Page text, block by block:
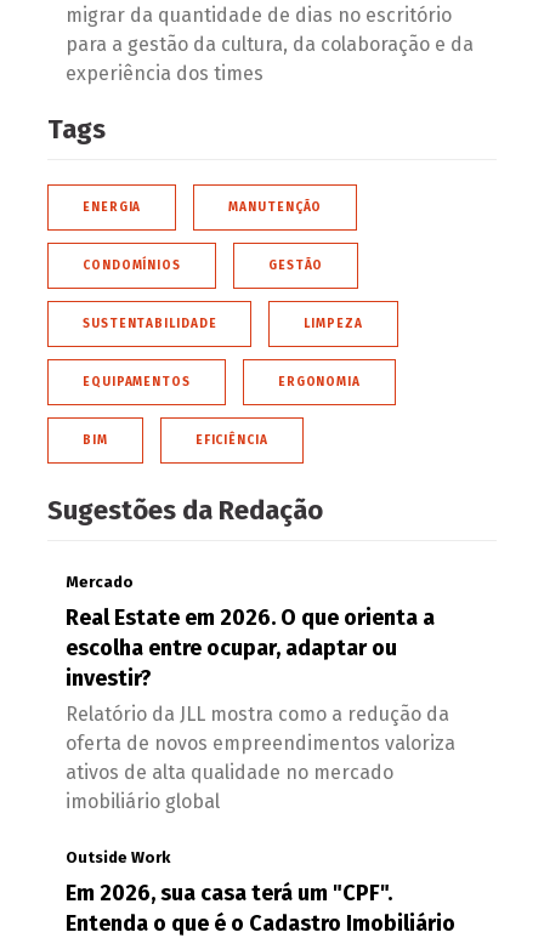
migrar da quantidade de dias no escritório
para a gestão da cultura, da colaboração e da
experiência dos times
Tags
ENERGIA MANUTENÇÃO
CONDOMÍNIOS GESTÃO
SUSTENTABILIDADE LIMPEZA
EQUIPAMENTOS ERGONOMIA
BIM EFICIÊNCIA
Sugestões da Redação
Mercado
Real Estate em 2026. O que orienta a
escolha entre ocupar, adaptar ou
investir?
Relatório da JLL mostra como a redução da
oferta de novos empreendimentos valoriza
ativos de alta qualidade no mercado
imobiliário global
Outside Work
Em 2026, sua casa terá um "CPF".
Entenda o que é o Cadastro Imobiliário